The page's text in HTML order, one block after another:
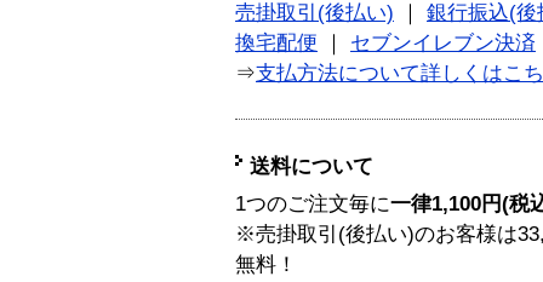
売掛取引(後払い)
銀行振込(後
換宅配便
セブンイレブン決済
⇒支払方法について詳しくはこ
送料について
1つのご注文毎に一律1,100円(税
※売掛取引(後払い)のお客様は
無料！